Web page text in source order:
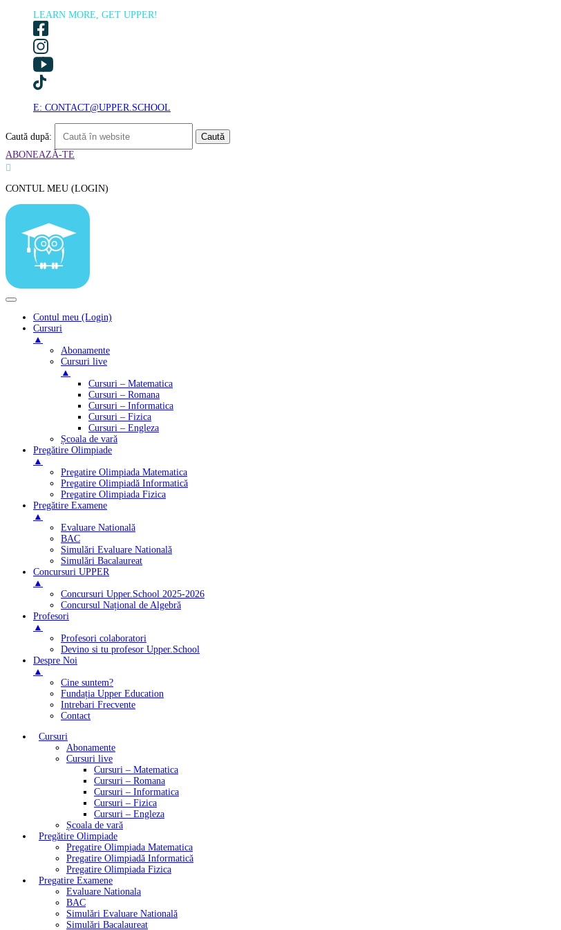
LEARN MORE, GET UPPER!
E: CONTACT@UPPER.SCHOOL
Caută după:
ABONEAZĂ-TE

CONTUL MEU (LOGIN)
Contul meu (Login)
Cursuri
▲
Abonamente
Cursuri live
▲
Cursuri – Matematica
Cursuri – Romana
Cursuri – Informatica
Cursuri – Fizica
Cursuri – Engleza
Școala de vară
Pregătire Olimpiade
▲
Pregatire Olimpiada Matematica
Pregatire Olimpiadă Informatică
Pregatire Olimpiada Fizica
Pregătire Examene
▲
Evaluare Natională
BAC
Simulări Evaluare Natională
Simulări Bacalaureat
Concursuri UPPER
▲
Concursuri Upper.School 2025-2026
Concursul Național de Algebră
Profesori
▲
Profesori colaboratori
Devino si tu profesor Upper.School
Despre Noi
▲
Cine suntem?
Fundația Upper Education
Intrebari Frecvente
Contact
Cursuri
Abonamente
Cursuri live
Cursuri – Matematica
Cursuri – Romana
Cursuri – Informatica
Cursuri – Fizica
Cursuri – Engleza
Școala de vară
Pregătire Olimpiade
Pregatire Olimpiada Matematica
Pregatire Olimpiadă Informatică
Pregatire Olimpiada Fizica
Pregatire Examene
Evaluare Nationala
BAC
Simulări Evaluare Natională
Simulări Bacalaureat